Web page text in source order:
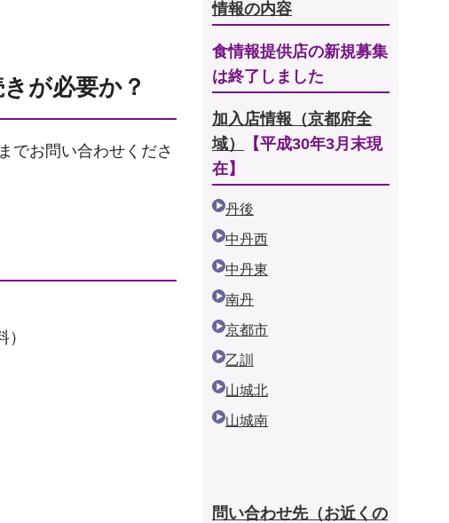
が必要か？
でお問い合わせくださ
情報の内容
食情報提供店の新規募集
は終了しました
加入店情報（京都府全
域）
【平成30年3月末現
在】
丹後
中丹西
中丹東
南丹
京都市
乙訓
山城北
山城南
問い合わせ先（お近くの